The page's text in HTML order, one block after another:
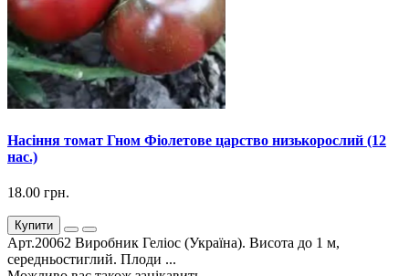
Насіння томат Гном Фіолетове царство низькорослий (12
нас.)
18.00 грн.
Купити
Арт.20062 Виробник Геліос (Україна). Висота до 1 м,
середньостиглий. Плоди ...